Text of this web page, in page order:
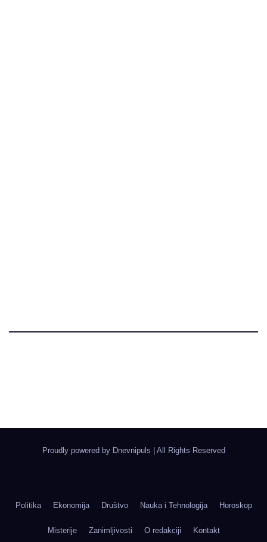
Proudly powered by Dnevnipuls All Rights Reserved
Politika Ekonomija Društvo Nauka i Tehnologija Horoskop
Misterije Zanimljivosti O redakciji Kontakt